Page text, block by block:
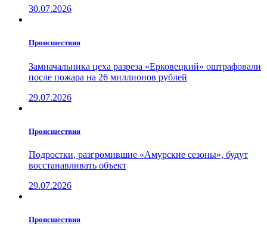
30.07.2026
Проиcшествия
Замначальника цеха разреза «Ерковецкий» оштрафовали
после пожара на 26 миллионов рублей
29.07.2026
Проиcшествия
Подростки, разгромившие «Амурские сезоны», будут
восстанавливать объект
29.07.2026
Проиcшествия